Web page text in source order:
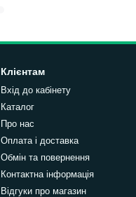
Клієнтам
Вхід до кабінету
Каталог
Про нас
Оплата і доставка
Обмін та повернення
Контактна інформація
Відгуки про магазин